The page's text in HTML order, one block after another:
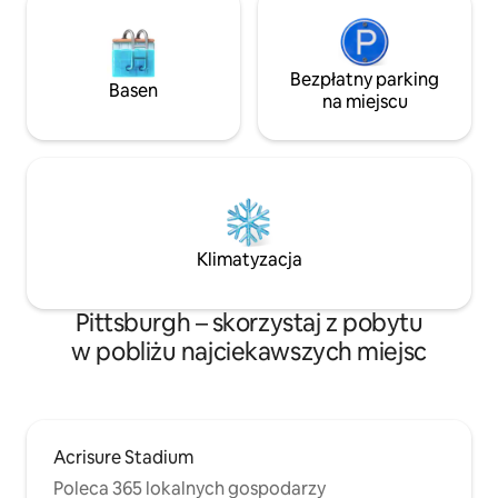
Basen
Bezpłatny parking
na miejscu
Klimatyzacja
Pittsburgh – skorzystaj z pobytu
w pobliżu najciekawszych miejsc
Acrisure Stadium
Poleca 365 lokalnych gospodarzy